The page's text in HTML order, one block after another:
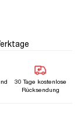
30 Tage kostenlose
Rücksendung